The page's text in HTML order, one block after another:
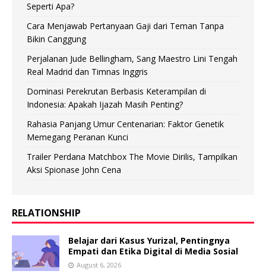
Seperti Apa?
Cara Menjawab Pertanyaan Gaji dari Teman Tanpa
Bikin Canggung
Perjalanan Jude Bellingham, Sang Maestro Lini Tengah
Real Madrid dan Timnas Inggris
Dominasi Perekrutan Berbasis Keterampilan di
Indonesia: Apakah Ijazah Masih Penting?
Rahasia Panjang Umur Centenarian: Faktor Genetik
Memegang Peranan Kunci
Trailer Perdana Matchbox The Movie Dirilis, Tampilkan
Aksi Spionase John Cena
RELATIONSHIP
Belajar dari Kasus Yurizal, Pentingnya
Empati dan Etika Digital di Media Sosial
August 6, 2026